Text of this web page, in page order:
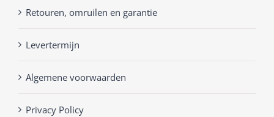
Retouren, omruilen en garantie
Levertermijn
Algemene voorwaarden
Privacy Policy